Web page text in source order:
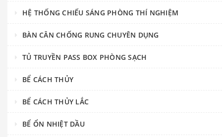
HỆ THỐNG CHIẾU SÁNG PHÒNG THÍ NGHIỆM
BÀN CÂN CHỐNG RUNG CHUYÊN DỤNG
TỦ TRUYỀN PASS BOX PHÒNG SẠCH
BỂ CÁCH THỦY
BỂ CÁCH THỦY LẮC
BỂ ỔN NHIỆT DẦU